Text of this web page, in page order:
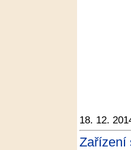
18. 12.
Zařízení